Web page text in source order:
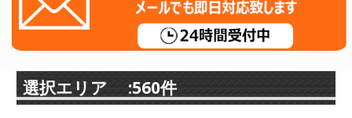
選択エリア :560件